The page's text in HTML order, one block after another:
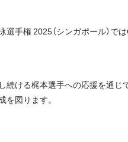
手権 2025（シンガポール）で
ける梶本選手への応援を通じ
図ります。